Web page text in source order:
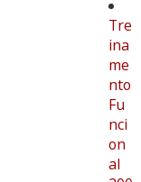
Tre
ina
me
nto
Fu
nci
on
al